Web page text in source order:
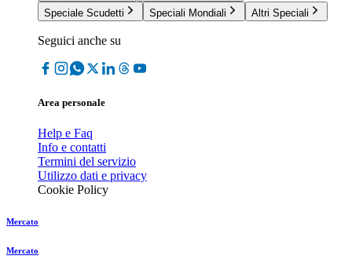
Speciale Scudetti
Speciali Mondiali Altri Speciali
Seguici anche su
Area personale
Help e Faq
Info e contatti
Termini del servizio
Utilizzo dati e privacy
Cookie Policy
Mercato
Mercato